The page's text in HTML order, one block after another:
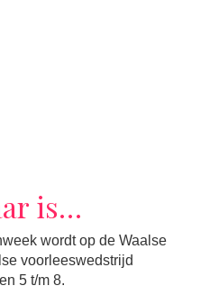
is…
wordt op de Waalse
voorleeswedstrijd
5 t/m 8.